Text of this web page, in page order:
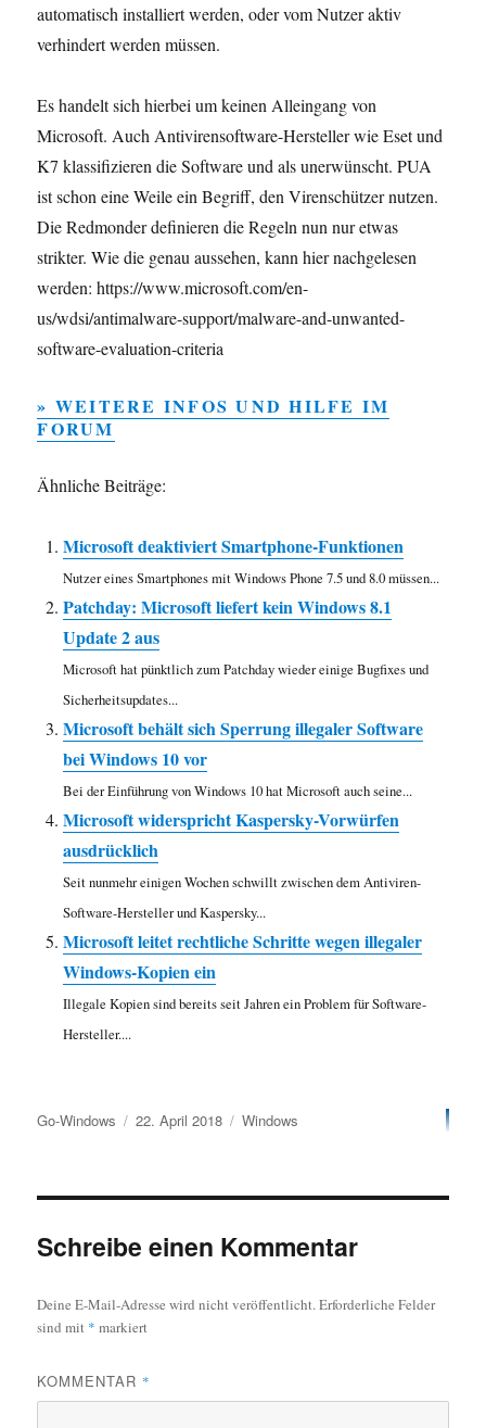
automatisch installiert werden, oder vom Nutzer aktiv
verhindert werden müssen.
Es handelt sich hierbei um keinen Alleingang von
Microsoft. Auch Antivirensoftware-Hersteller wie Eset und
K7 klassifizieren die Software und als unerwünscht. PUA
ist schon eine Weile ein Begriff, den Virenschützer nutzen.
Die Redmonder definieren die Regeln nun nur etwas
strikter. Wie die genau aussehen, kann hier nachgelesen
werden: https://www.microsoft.com/en-
us/wdsi/antimalware-support/malware-and-unwanted-
software-evaluation-criteria
» WEITERE INFOS UND HILFE IM
FORUM
Ähnliche Beiträge:
Microsoft deaktiviert Smartphone-Funktionen
Nutzer eines Smartphones mit Windows Phone 7.5 und 8.0 müssen...
Patchday: Microsoft liefert kein Windows 8.1
Update 2 aus
Microsoft hat pünktlich zum Patchday wieder einige Bugfixes und
Sicherheitsupdates...
Microsoft behält sich Sperrung illegaler Software
bei Windows 10 vor
Bei der Einführung von Windows 10 hat Microsoft auch seine...
Microsoft widerspricht Kaspersky-Vorwürfen
ausdrücklich
Seit nunmehr einigen Wochen schwillt zwischen dem Antiviren-
Software-Hersteller und Kaspersky...
Microsoft leitet rechtliche Schritte wegen illegaler
Windows-Kopien ein
Illegale Kopien sind bereits seit Jahren ein Problem für Software-
Hersteller....
Autor
Go-Windows
Veröffentlicht
22. April 2018 Kategorien
Windows
Schreibe einen Kommentar
Deine E-Mail-Adresse wird nicht veröffentlicht.Erforderliche Felder
sind mit * markiert
KOMMENTAR *